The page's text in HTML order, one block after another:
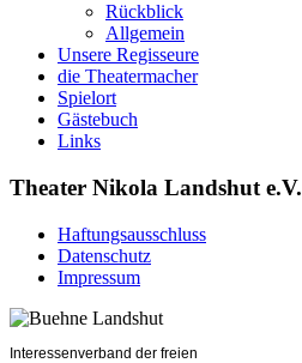
Rückblick
Allgemein
Unsere Regisseure
die Theatermacher
Spielort
Gästebuch
Links
Theater Nikola Landshut e.V.
Haftungsausschluss
Datenschutz
Impressum
Interessenverband der freien